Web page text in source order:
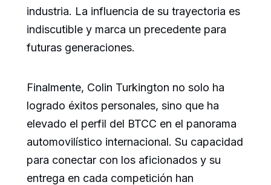
industria. La influencia de su trayectoria es
indiscutible y marca un precedente para
futuras generaciones.
Finalmente, Colin Turkington no solo ha
logrado éxitos personales, sino que ha
elevado el perfil del BTCC en el panorama
automovilístico internacional. Su capacidad
para conectar con los aficionados y su
entrega en cada competición han